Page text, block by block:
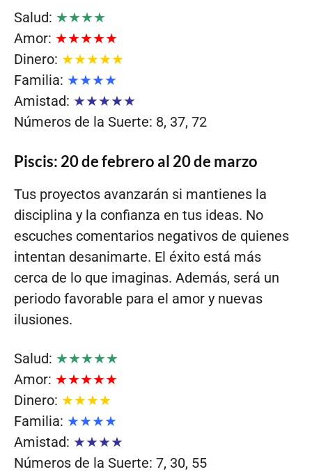
Salud: ★★★★
Amor: ★★★★★
Dinero: ★★★★★
Familia: ★★★★
Amistad: ★★★★★
Números de la Suerte: 8, 37, 72
Piscis: 20 de febrero al 20 de marzo
Tus proyectos avanzarán si mantienes la
disciplina y la confianza en tus ideas. No
escuches comentarios negativos de quienes
intentan desanimarte. El éxito está más
cerca de lo que imaginas. Además, será un
periodo favorable para el amor y nuevas
ilusiones.
Salud: ★★★★★
Amor: ★★★★★
Dinero: ★★★★
Familia: ★★★★
Amistad: ★★★★
Números de la Suerte: 7, 30, 55